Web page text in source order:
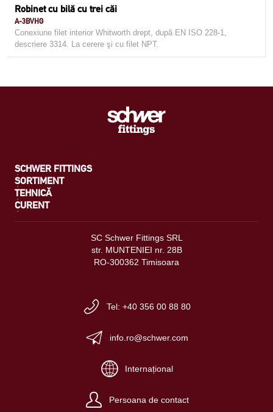
Robinet cu bilă cu trei căi
A-3BVHG
Conexiune filet interior Whitworth drept, după EN ISO 228-1,
descriere 3314. La cerere şi cu filet NPT.
SCHWER FITTINGS
SORTIMENT
TEHNICĂ
CURENT
SC Schwer Fittings SRL
str. MUNTENIEI nr. 28B
RO-300362 Timisoara
Tel: +40 356 00 88 80
info.ro@schwer.com
Internațional
Persoana de contact